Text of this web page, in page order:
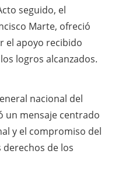
seguido, el
Marte, ofreció
el apoyo recibido
logros alcanzados.
nacional del
un mensaje centrado
y el compromiso del
de los